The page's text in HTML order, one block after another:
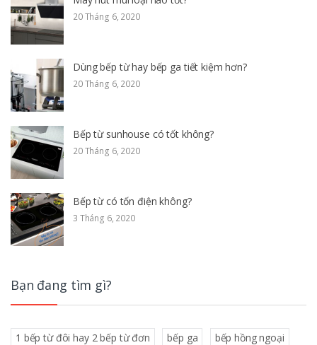
20 Tháng 6, 2020
Dùng bếp từ hay bếp ga tiết kiệm hơn?
20 Tháng 6, 2020
Bếp từ sunhouse có tốt không?
20 Tháng 6, 2020
Bếp từ có tốn điện không?
3 Tháng 6, 2020
Bạn đang tìm gì?
1 bếp từ đôi hay 2 bếp từ đơn bếp ga bếp hồng ngoại